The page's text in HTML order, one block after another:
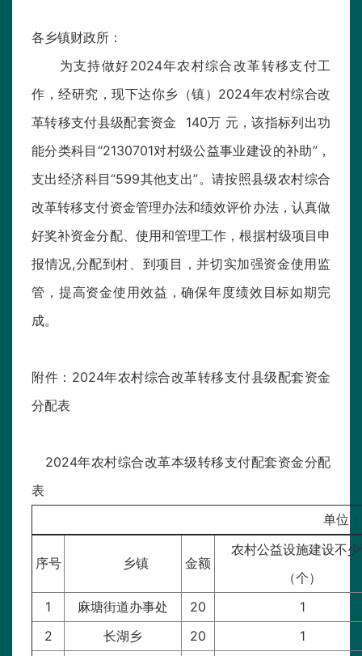
各乡镇财政所：
为支持做好2024年农村综合改革转移支付工
作，经研究，现下达你乡（镇）2024年农村综合改
革转移支付县级配套资金 140万 元，该指标列出功
能分类科目“2130701对村级公益事业建设的补助”，
支出经济科目“599其他支出”。请按照县级农村综合
改革转移支付资金管理办法和绩效评价办法，认真做
好奖补资金分配、使用和管理工作，根据村级项目申
报情况,分配到村、到项目，并切实加强资金使用监
管，提高资金使用效益，确保年度绩效目标如期完
成。
附件：2024年农村综合改革转移支付县级配套资金
分配表
2024年农村综合改革本级转移支付配套资金分配
表
单位：万
序号 乡镇 金额
农村公益设施建设不
（个）
1
麻塘街道办事处 20
1
2
长湖乡 20
1